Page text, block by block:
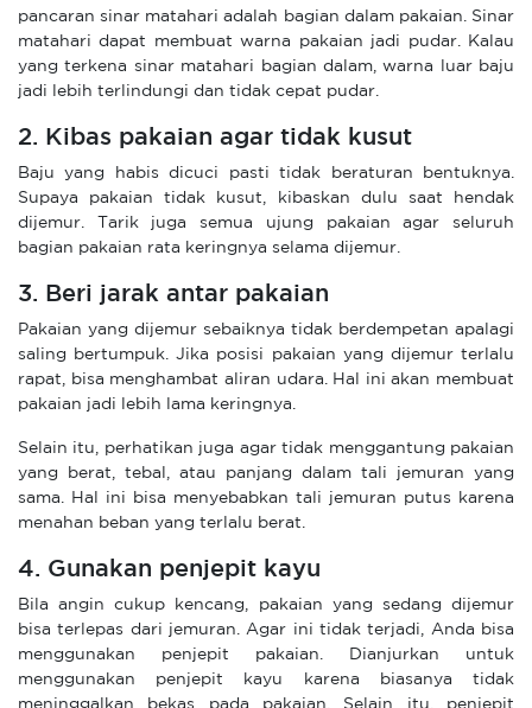
pancaran sinar matahari adalah bagian dalam pakaian. Sinar
matahari dapat membuat warna pakaian jadi pudar. Kalau
yang terkena sinar matahari bagian dalam, warna luar baju
jadi lebih terlindungi dan tidak cepat pudar.
2. Kibas pakaian agar tidak kusut
Baju yang habis dicuci pasti tidak beraturan bentuknya.
Supaya pakaian tidak kusut, kibaskan dulu saat hendak
dijemur. Tarik juga semua ujung pakaian agar seluruh
bagian pakaian rata keringnya selama dijemur.
3. Beri jarak antar pakaian
Pakaian yang dijemur sebaiknya tidak berdempetan apalagi
saling bertumpuk. Jika posisi pakaian yang dijemur terlalu
rapat, bisa menghambat aliran udara. Hal ini akan membuat
pakaian jadi lebih lama keringnya.
Selain itu, perhatikan juga agar tidak menggantung pakaian
yang berat, tebal, atau panjang dalam tali jemuran yang
sama. Hal ini bisa menyebabkan tali jemuran putus karena
menahan beban yang terlalu berat.
4. Gunakan penjepit kayu
Bila angin cukup kencang, pakaian yang sedang dijemur
bisa terlepas dari jemuran. Agar ini tidak terjadi, Anda bisa
menggunakan penjepit pakaian. Dianjurkan untuk
menggunakan penjepit kayu karena biasanya tidak
meninggalkan bekas pada pakaian. Selain itu, penjepit